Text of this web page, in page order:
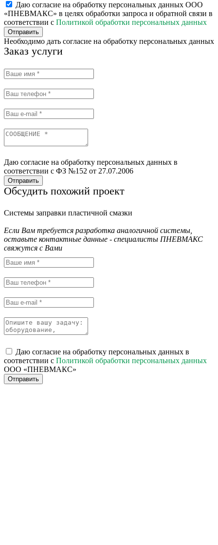
Даю согласие на обработку персональных данных ООО
«ПНЕВМАКС» в целях обработки запроса и обратной связи в
соответствии с Политикой обработки персональных данных
Отправить
Необходимо дать согласие на обработку персональных данных
Заказ услуги
Даю согласие на обработку персональных данных в
соответствии с ФЗ №152 от 27.07.2006
Отправить
Обсудить похожий проект
Системы заправки пластичной смазки
Если Вам требуется разработка аналогичной системы,
оставьте контактные данные - специалисты ПНЕВМАКС
свяжутся с Вами
Даю согласие на обработку персональных данных в
соответствии с Политикой обработки персональных данных
ООО «ПНЕВМАКС»
Отправить